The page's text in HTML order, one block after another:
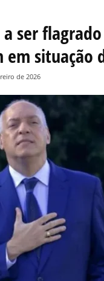
ser
em situação
de 2026